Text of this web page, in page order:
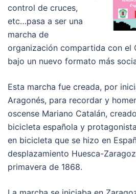
control de cruces,
etc…pasa a ser una
marcha de
organización compartida con el
bajo un nuevo formato más
Esta marcha fue creada, por
Aragonés, para recordar y
oscense Mariano Catalán,
bicicleta española y
en bicicleta que se hizo en
desplazamiento Huesca-
primavera de 1868.